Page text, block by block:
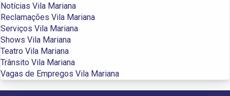
Notícias Vila Mariana
Reclamações Vila Mariana
Serviços Vila Mariana
Shows Vila Mariana
Teatro Vila Mariana
Trânsito Vila Mariana
Vagas de Empregos Vila Mariana